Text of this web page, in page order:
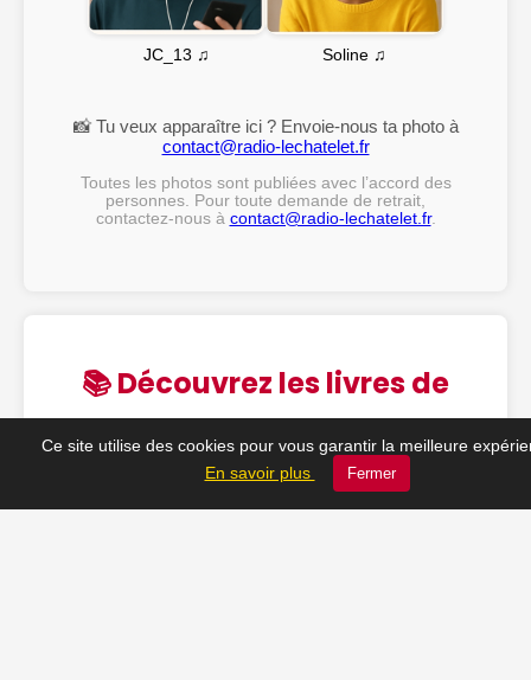
JC_13 ♫ Soline ♫
📸 Tu veux apparaître ici ? Envoie-nous ta photo à
contact@radio-lechatelet.fr
Toutes les photos sont publiées avec l’accord des
personnes. Pour toute demande de retrait,
contactez-nous à contact@radio-lechatelet.fr.
📚 Découvrez les livres de
notre partenaire Arthur
Montclair !
Ce site utilise des cookies pour vous garantir la meilleure
En savoir plus
Fermer